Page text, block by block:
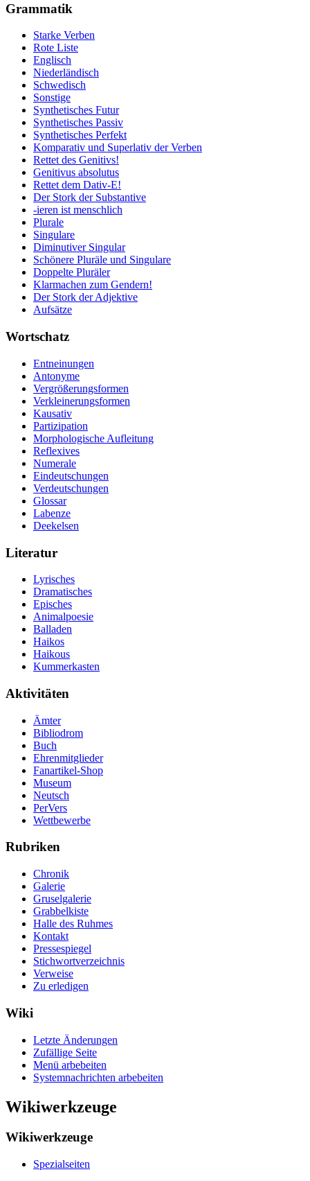
Grammatik
Starke Verben
Rote Liste
Englisch
Niederländisch
Schwedisch
Sonstige
Synthetisches Futur
Synthetisches Passiv
Synthetisches Perfekt
Komparativ und Superlativ der Verben
Rettet des Genitivs!
Genitivus absolutus
Rettet dem Dativ-E!
Der Stork der Substantive
-ieren ist menschlich
Plurale
Singulare
Diminutiver Singular
Schönere Pluräle und Singulare
Doppelte Pluräler
Klarmachen zum Gendern!
Der Stork der Adjektive
Aufsätze
Wortschatz
Entneinungen
Antonyme
Vergrößerungsformen
Verkleinerungsformen
Kausativ
Partizipation
Morphologische Aufleitung
Reflexives
Numerale
Eindeutschungen
Verdeutschungen
Glossar
Labenze
Deekelsen
Literatur
Lyrisches
Dramatisches
Episches
Animalpoesie
Balladen
Haikos
Haikous
Kummerkasten
Aktivitäten
Ämter
Bibliodrom
Buch
Ehrenmitglieder
Fanartikel-Shop
Museum
Neutsch
PerVers
Wettbewerbe
Rubriken
Chronik
Galerie
Gruselgalerie
Grabbelkiste
Halle des Ruhmes
Kontakt
Pressespiegel
Stichwortverzeichnis
Verweise
Zu erledigen
Wiki
Letzte Änderungen
Zufällige Seite
Menü arbebeiten
Systemnachrichten arbebeiten
Wikiwerkzeuge
Wikiwerkzeuge
Spezialseiten